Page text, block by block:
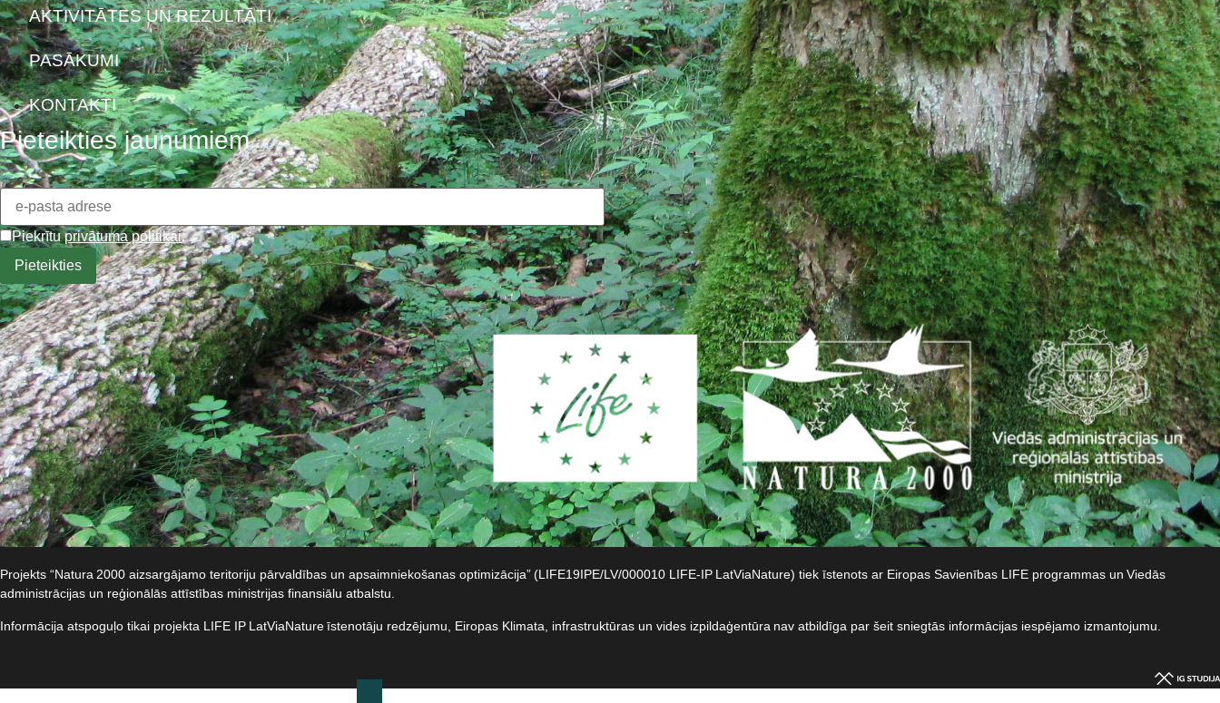
AKTIVITĀTES UN REZULTĀTI
PASĀKUMI
KONTAKTI
Pieteikties jaunumiem
Piekrītuprivātuma politikai.
Projekts “Natura 2000 aizsargājamo teritoriju pārvaldības un apsaimniekošanas optimizācija” (LIFE19IPE/LV/000010 LIFE-IP LatViaNature) tiek īstenots ar Eiropas Savienības LIFE programmas un Viedās
administrācijas un reģionālās attīstības ministrijas finansiālu atbalstu.​
Informācija atspoguļo tikai projekta LIFE IP LatViaNature īstenotāju redzējumu, Eiropas Klimata, infrastruktūras un vides izpildaģentūra nav atbildīga par šeit sniegtās informācijas iespējamo izmantojumu.​